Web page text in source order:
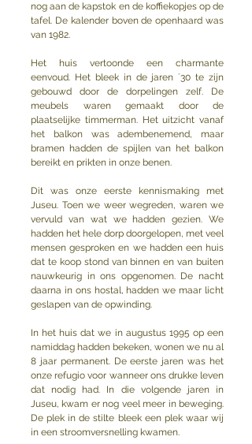
nog aan de kapstok en de koffiekopjes op de
tafel. De kalender boven de openhaard was
van 1982.
Het huis vertoonde een charmante
eenvoud. Het bleek in de jaren ´30 te zijn
gebouwd door de dorpelingen zelf. De
meubels waren gemaakt door de
plaatselijke timmerman. Het uitzicht vanaf
het balkon was adembenemend, maar
bramen hadden de spijlen van het balkon
bereikt en prikten in onze benen.
Dit was onze eerste kennismaking met
Juseu. Toen we weer wegreden, waren we
vervuld van wat we hadden gezien. We
hadden het hele dorp doorgelopen, met veel
mensen gesproken en we hadden een huis
dat te koop stond van binnen en van buiten
nauwkeurig in ons opgenomen. De nacht
daarna in ons hostal, hadden we maar licht
geslapen van de opwinding.
In het huis dat we in augustus 1995 op een
namiddag hadden bekeken, wonen we nu al
8 jaar permanent. De eerste jaren was het
onze refugio voor wanneer ons drukke leven
dat nodig had. In die volgende jaren in
Juseu, kwam er nog veel meer in beweging.
De plek in de stilte bleek een plek waar wij
in een stroomversnelling kwamen.